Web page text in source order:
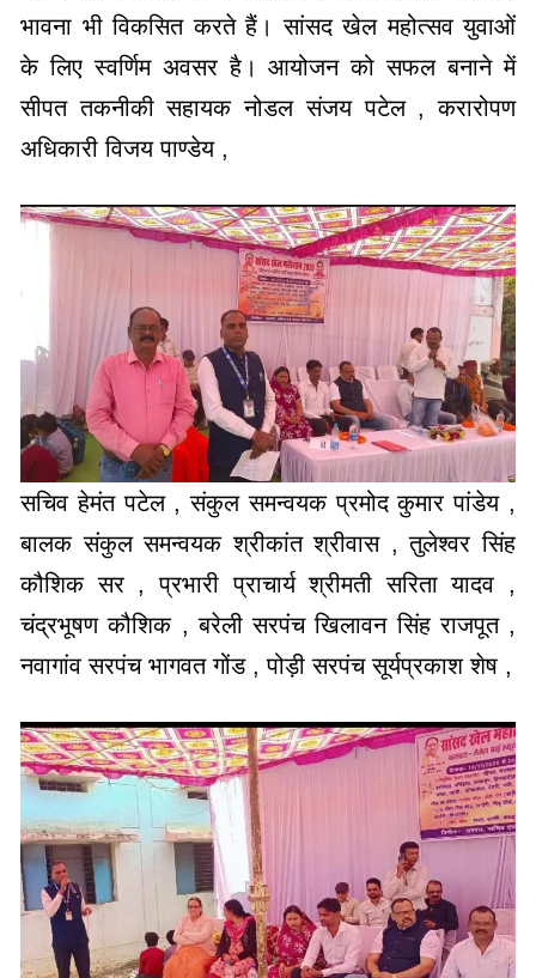
भावना भी विकसित करते हैं। सांसद खेल महोत्सव युवाओं
के लिए स्वर्णिम अवसर है। आयोजन को सफल बनाने में
सीपत तकनीकी सहायक नोडल संजय पटेल , करारोपण
अधिकारी विजय पाण्डेय ,
सचिव हेमंत पटेल , संकुल समन्वयक प्रमोद कुमार पांडेय ,
बालक संकुल समन्वयक श्रीकांत श्रीवास , तुलेश्वर सिंह
कौशिक सर , प्रभारी प्राचार्य श्रीमती सरिता यादव ,
चंद्रभूषण कौशिक , बरेली सरपंच खिलावन सिंह राजपूत ,
नवागांव सरपंच भागवत गोंड , पोड़ी सरपंच सूर्यप्रकाश शेष ,